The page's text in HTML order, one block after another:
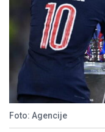
Foto: Agencije